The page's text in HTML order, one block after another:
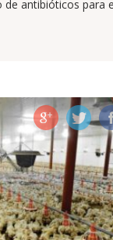
de antibióticos para